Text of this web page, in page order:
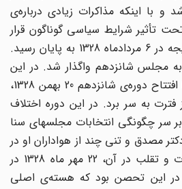
افتتاح شد و با اینکه مذاکرات زیادی درباره‌ی
تأثیر شرایط سیاسی گوناگون قرار
گرفت، اما بدون کسب نتیجه در 6 مردادماه 1328 به پایان رسید.
به مجلس شانزدهم واگذار شد. در این
میان، به مدت پنج ماه، تا افتتاح دوره‌ی شانزدهم 20 بهمن 1328،
به سر برد. در این دوره اختلاف
‌نظرهای بسیاری، به ویژه بر سر چگونگی انتخابات مجلس‎های سنا
مصدق و تنی چند از هواداران او در
واکنش به نحوه‌ی انتخابات و تقلب در آن، 22 مهر ماه 1328 در
کردند[61] و در این تحصن بود که هسته‌ی اصلی